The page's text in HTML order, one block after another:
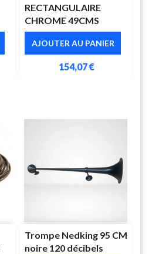
RECTANGULAIRE
CHROME 49CMS
AJOUTER AU PANIER
154,07 €
Trompe Nedking 95 CM
noire 120 décibels